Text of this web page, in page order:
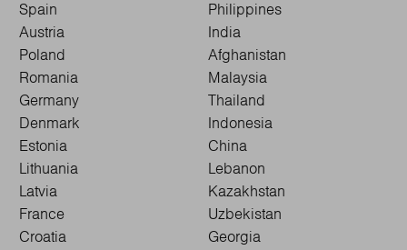
Spain
Austria
Poland
Romania
Germany
Denmark
Estonia
Lithuania
Latvia
France
Croatia
Philippines
India
Afghanistan
Malaysia
Thailand
Indonesia
China
Lebanon
Kazakhstan
Uzbekistan
Georgia